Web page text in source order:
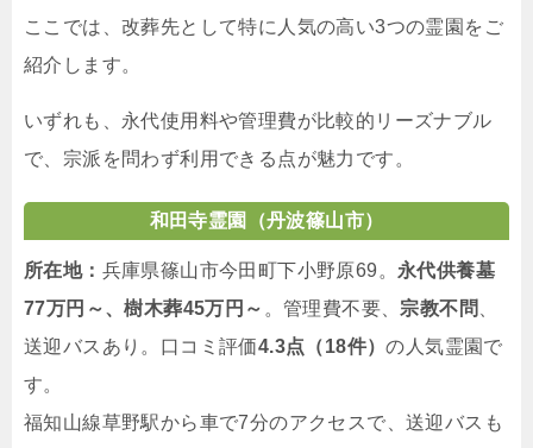
ここでは、改葬先として特に人気の高い3つの霊園をご
紹介します。
いずれも、永代使用料や管理費が比較的リーズナブル
で、宗派を問わず利用できる点が魅力です。
和田寺霊園（丹波篠山市）
所在地： 兵庫県篠山市今田町下小野原69。 永代供養墓
77万円～、樹木葬45万円～ 。管理費不要、 宗教不問
送迎バスあり。口コミ評価4.3点（18件）の人気霊園で
す。
福知山線草野駅から車で7分のアクセスで、送迎バスも